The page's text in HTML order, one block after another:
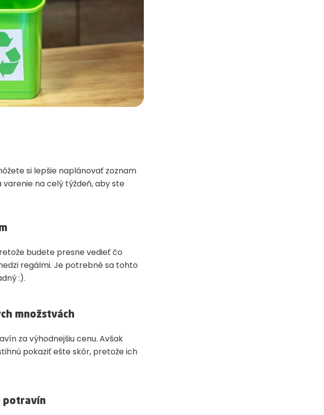
si lepšie naplánovať zoznam
na celý týždeň, aby ste
budete presne vedieť čo
regálmi. Je potrebné sa tohto
:).
množstvách
za výhodnejšiu cenu. Avšak
pokaziť ešte skôr, pretože ich
potravín